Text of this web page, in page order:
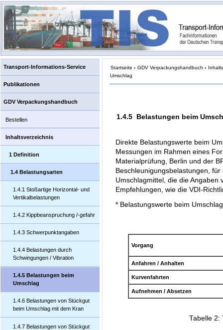
Transport-Informations-Service
Publikationen
GDV Verpackungshandbuch
Bestellen
Inhaltsverzeichnis
1 Definition
1.4 Belastungsarten
1.4.1 Stoßartige Horizontal- und
Vertikalbelastungen
1.4.2 Kippbeanspruchung /-gefahr
1.4.3 Schwerpunktangaben
1.4.4 Belastungen durch
Schwingungen / Vibration
1.4.5 Belastungen beim
Umschlag
1.4.6 Belastungen von Stückgut
beim Umschlag mit dem Kran
1.4.7 Belastungen von Stückgut
Startseite › GDV Verpackungshandbuch ›
Umschlag
1.4.5 Belastungen beim
Direkte Belastungswerte beim
Messungen im Rahmen eines
Materialprüfung, Berlin und der
Beschleunigungsbelastungen,
Umschlagmittel, die die Angaben
Empfehlungen, wie die VDI-
* Belastungswerte beim
Vorgang
Anfahren / Anhalten
Kurvenfahrten
Aufnehmen / Absetzen
Tabelle 2: